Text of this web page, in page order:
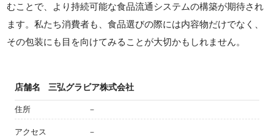
むことで、より持続可能な食品流通システムの構築が期待され
ます。私たち消費者も、食品選びの際には内容物だけでなく、
その包装にも目を向けてみることが大切かもしれません。
店舗名 三弘グラビア株式会社
住所 －
アクセス －